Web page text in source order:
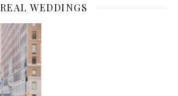
REAL WEDDINGS